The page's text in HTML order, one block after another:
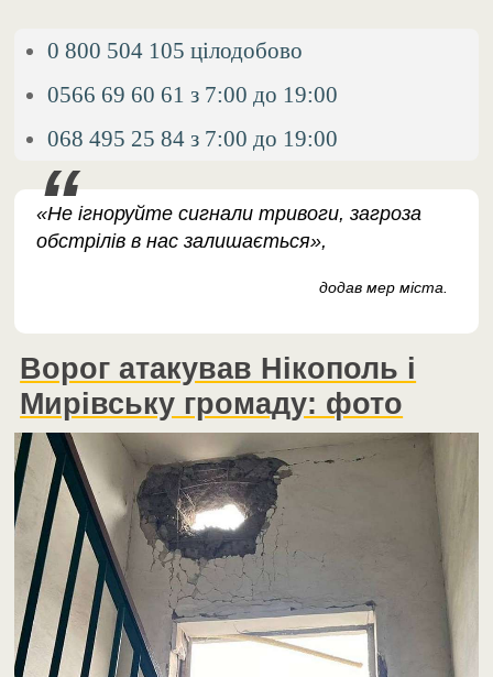
0 800 504 105 цілодобово
0566 69 60 61 з 7:00 до 19:00
068 495 25 84 з 7:00 до 19:00
«Не ігноруйте сигнали тривоги, загроза
обстрілів в нас залишається»,
додав мер міста.
Ворог атакував Нікополь і
Мирівську громаду: фото